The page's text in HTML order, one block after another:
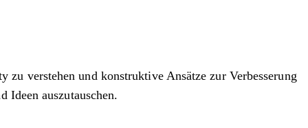
verstehen und konstruktive Ansätze zur Verbesserung
Ideen auszutauschen.